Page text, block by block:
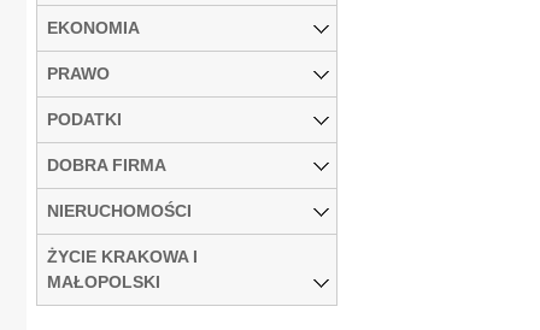
EKONOMIA
PRAWO
PODATKI
DOBRA FIRMA
NIERUCHOMOŚCI
ŻYCIE KRAKOWA I
MAŁOPOLSKI